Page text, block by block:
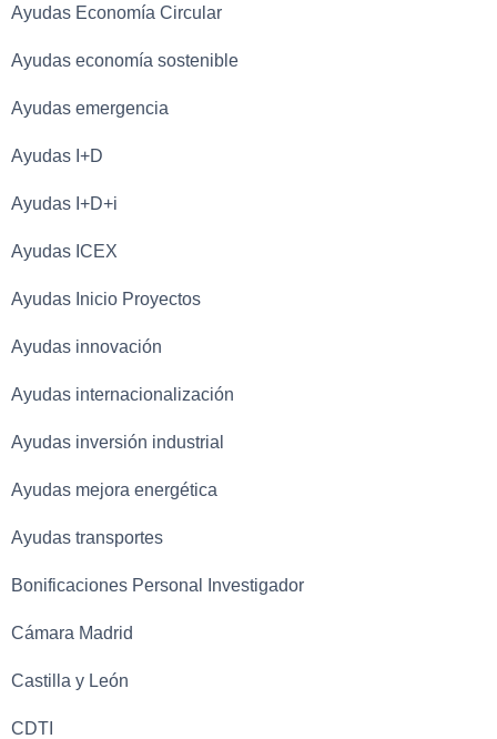
Ayudas Economía Circular
Ayudas economía sostenible
Ayudas emergencia
Ayudas I+D
Ayudas I+D+i
Ayudas ICEX
Ayudas Inicio Proyectos
Ayudas innovación
Ayudas internacionalización
Ayudas inversión industrial
Ayudas mejora energética
Ayudas transportes
Bonificaciones Personal Investigador
Cámara Madrid
Castilla y León
CDTI